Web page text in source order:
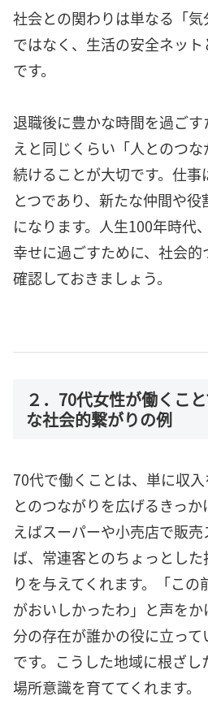
社会との関わりは単なる「気
ではなく、生活の安全ネッ
です。
退職後に豊かな時間を過ご
えと同じくらい「人とのつ
続けることが大切です。仕
とつであり、新たな仲間や
になります。人生100年時代
幸せに過ごすために、社会
確認しておきましょう。
２．70代女性が働くこ
な社会的繋がりの例
70代で働くことは、単に収
とのつながりを広げるきっか
えばスーパーや小売店で販
ば、常連客とのちょっとし
りを与えてくれます。「こ
がおいしかったわ」と声を
分の存在が誰かの役に立っ
です。こうした地域に根ざ
場所意識を育ててくれます。